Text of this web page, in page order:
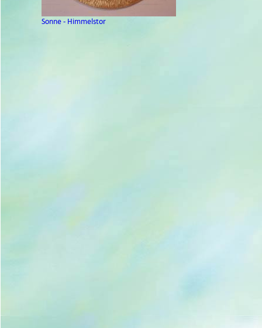
Sonne - Himmelstor